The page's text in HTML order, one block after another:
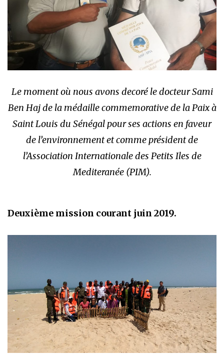
Le moment où nous avons decoré le docteur Sami
Ben Haj de la médaille commemorative de la Paix à
Saint Louis du Sénégal pour ses actions en faveur
de l’environnement et comme président de
l’Association Internationale des Petits Iles de
Mediteranée (PIM).
Deuxième mission courant juin 2019.